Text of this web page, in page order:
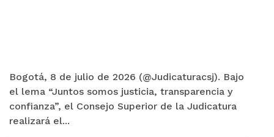
Bogotá, 8 de julio de 2026 (@Judicaturacsj). Bajo
el lema “Juntos somos justicia, transparencia y
confianza”, el Consejo Superior de la Judicatura
realizará el...